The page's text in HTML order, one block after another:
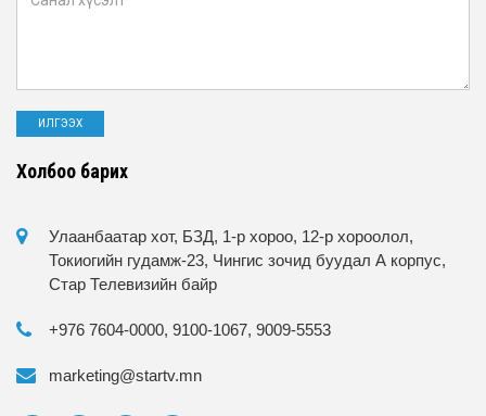
Холбоо барих
Улаанбаатар хот, БЗД, 1-р хороо, 12-р хороолол,
Токиогийн гудамж-23, Чингис зочид буудал А корпус,
Стар Телевизийн байр
+976 7604-0000, 9100-1067, 9009-5553
marketing@startv.mn